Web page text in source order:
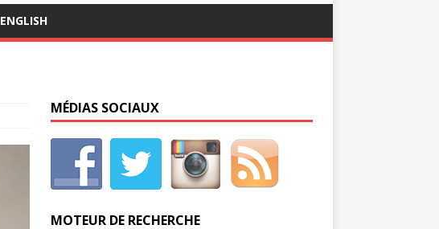
ENGLISH
MÉDIAS SOCIAUX
MOTEUR DE RECHERCHE